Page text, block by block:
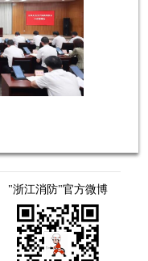
"浙江消防"官方微博